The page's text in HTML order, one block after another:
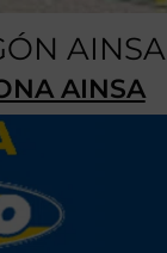
AINSA
AINSA